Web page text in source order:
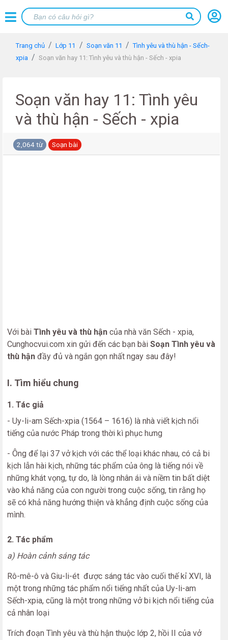
Trang chủ Lớp 11 Soạn văn 11
Tình yêu và thù hận - Sếch-
xpia
Soạn văn hay 11: Tình yêu và thù hận - Sếch - xpia
Soạn văn hay 11: Tình yêu
và thù hận - Sếch - xpia
2,064 từ Soạn bài
Với bài Tình yêu và thù hận của nhà văn Sếch - xpia,
Cunghocvui.com xin gửi đến các bạn bài Soạn Tình yêu và
thù hận đầy đủ và ngắn gọn nhất ngay sau đây!
I. Tìm hiểu chung
1. Tác giả
- Uy-li-am Sếch-xpia (1564 – 1616) là nhà viết kịch nổi
tiếng của nước Pháp trong thời kì phục hưng
- Ông để lại 37 vở kịch với các thể loại khác nhau, có cả bi
kịch lẫn hài kịch, những tác phẩm của ông là tiếng nói về
những khát vọng, tự do, là lòng nhân ái và niềm tin bất diệt
vào khả năng của con người trong cuộc sống, tin rằng họ
sẽ có khả năng hướng thiện và khẳng định cuộc sống của
mình.
2. Tác phẩm
a) Hoàn cảnh sáng tác
Rô-mê-ô và Giu-li-ét được sáng tác vào cuối thế kỉ XVI, là
một trong những tác phẩm nổi tiếng nhất của Uy-li-am
Sếch-xpia, cũng là một trong những vở bi kịch nổi tiếng của
cả nhân loại
Trích đoạn Tình yêu và thù hận thuộc lớp 2, hồi II của vở